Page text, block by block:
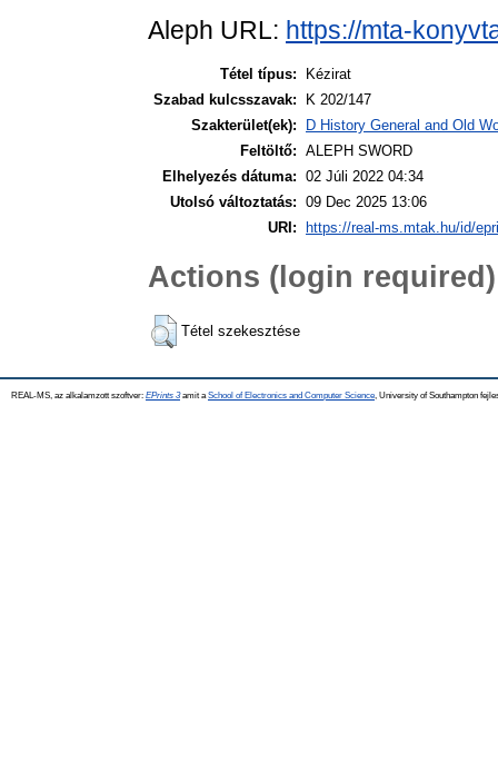
Aleph URL: https://mta-
Tétel típus:
Kézirat
Szabad kulcsszavak:
K 202/147
Szakterület(ek):
D History General and Old
Feltöltő: ALEPH SWORD
Elhelyezés dátuma: 02 Júli 2022 04:34
Utolsó változtatás: 09 Dec 2025 13:06
URI:
https://real-ms.mtak.hu/id/
Actions (login required)
Tétel szekesztése
REAL-MS, az alkalamzott szoftver: EPrints 3amit a School of Electronics and Computer Science , University of Southampton